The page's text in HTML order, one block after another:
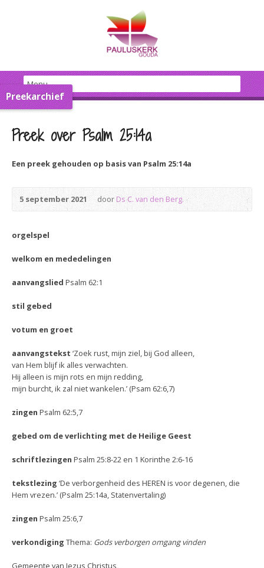
Preekarchief
Preek over Psalm 25:14a
Een preek gehouden op basis van Psalm 25:14a
5 september 2021 doorDs C. van den Berg.
orgelspel
welkom en mededelingen
aanvangslied Psalm 62:1
stil gebed
votum en groet
aanvangstekst ‘Zoek rust, mijn ziel, bij God alleen,
van Hem blijf ik alles verwachten.
Hij alleen is mijn rots en mijn redding,
mijn burcht, ik zal niet wankelen.’ (Psam 62:6,7)
zingen Psalm 62:5,7
gebed om de verlichting met de Heilige Geest
schriftlezingen Psalm 25:8-22 en 1 Korinthe 2:6-16
tekstlezing ‘De verborgenheid des HEREN is voor degenen, die
Hem vrezen.’ (Psalm 25:14a, Statenvertaling)
zingen Psalm 25:6,7
verkondiging Thema: Gods verborgen omgang vinden
Gemeente van Jezus Christus,